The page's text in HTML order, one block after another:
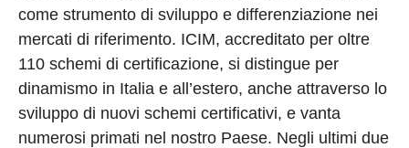
come strumento di sviluppo e differenziazione nei
mercati di riferimento. ICIM, accreditato per oltre
110 schemi di certificazione, si distingue per
dinamismo in Italia e all’estero, anche attraverso lo
sviluppo di nuovi schemi certificativi, e vanta
numerosi primati nel nostro Paese. Negli ultimi due